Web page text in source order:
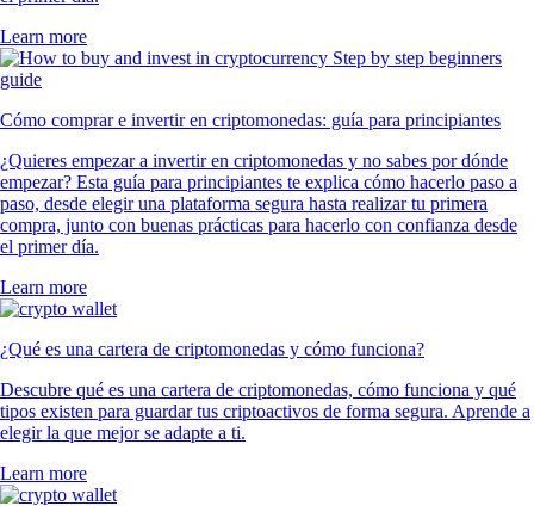
Learn more
Cómo comprar e invertir en criptomonedas: guía para principiantes
¿Quieres empezar a invertir en criptomonedas y no sabes por dónde
empezar? Esta guía para principiantes te explica cómo hacerlo paso a
paso, desde elegir una plataforma segura hasta realizar tu primera
compra, junto con buenas prácticas para hacerlo con confianza desde
el primer día.
Learn more
¿Qué es una cartera de criptomonedas y cómo funciona?
Descubre qué es una cartera de criptomonedas, cómo funciona y qué
tipos existen para guardar tus criptoactivos de forma segura. Aprende a
elegir la que mejor se adapte a ti.
Learn more